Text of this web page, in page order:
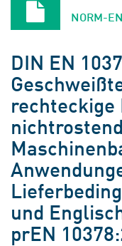
NORM-
DIN EN
rechteckige
und
prEN